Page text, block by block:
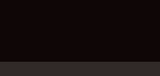
達成された個人情報につき